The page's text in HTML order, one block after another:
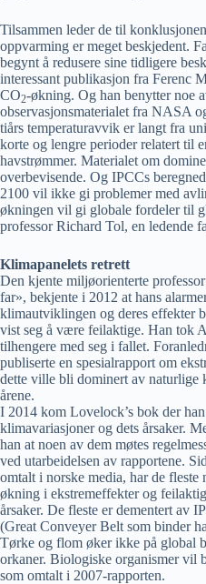
Tilsammen leder de til
oppvarming er meget beskjedent.
begynt å redusere sine tidligere
interessant publikasjon fra Ferenc
CO2-økning. Og han benytter noe
observasjonsmaterialet fra NASA
tiårs temperaturavvik er langt fra
korte og lengre perioder relatert til
havstrømmer. Materialet om
overbevisende. Og IPCCs
2100 vil ikke gi problemer med
økningen vil gi globale fordeler til
professor Richard Tol, en ledende
Klimapanelets retrett
Den kjente miljøorienterte
far», bekjente i 2012 at hans
klimautviklingen og deres effekter
vist seg å være feilaktige. Han tok
tilhengere med seg i fallet.
publiserte en spesialrapport om
dette ville bli dominert av naturlige
årene.
I 2014 kom Lovelock’s bok der
klimavariasjoner og dets årsaker.
han at noen av dem møtes
ved utarbeidelsen av rapportene.
omtalt i norske media, har de fleste
økning i ekstremeffekter og
årsaker. De fleste er dementert av
(Great Conveyer Belt som binder
Tørke og flom øker ikke på global
orkaner. Biologiske organismer vil
som omtalt i 2007-rapporten.